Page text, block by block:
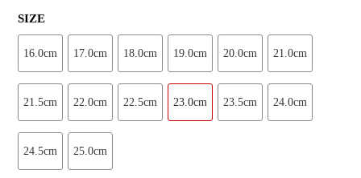
SIZE
16.0cm 17.0cm 18.0cm 19.0cm 20.0cm 21.0cm
21.5cm 22.0cm 22.5cm 23.0cm 23.5cm 24.0cm
24.5cm 25.0cm